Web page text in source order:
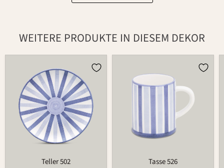
WEITERE PRODUKTE IN DIESEM DEKOR
Teller 502
Tasse 526